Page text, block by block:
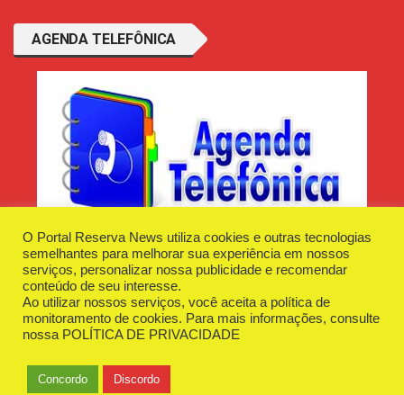
AGENDA TELEFÔNICA
Desenvolvido e Hospedado porPlugin Informática
Reserva News Tecnologia - CNPJ - 42.509.198/0001-83
O Portal Reserva News utiliza cookies e outras tecnologias
semelhantes para melhorar sua experiência em nossos
serviços, personalizar nossa publicidade e recomendar
conteúdo de seu interesse.
Ao utilizar nossos serviços, você aceita a política de
monitoramento de cookies. Para mais informações, consulte
nossa POLÍTICA DE PRIVACIDADE
Concordo Discordo